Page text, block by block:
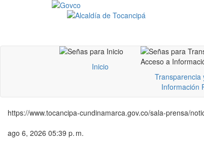
Inicio
Transparencia
Información
https://www.tocancipa-cundinamarca.gov.co/sala-prensa/
ago 6, 2026 05:39 p. m.